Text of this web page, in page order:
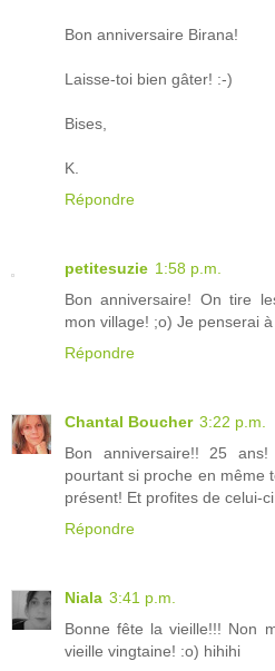
Bon anniversaire Birana!
Laisse-toi bien gâter! :-)
Bises,
K.
Répondre
petitesuzie 1:58 p.m.
Bon anniversaire! On tire
mon village! ;o) Je penserai à
Répondre
Chantal Boucher 3:22 p.m.
Bon anniversaire!! 25
pourtant si proche en même
présent! Et profites de celui-
Répondre
Niala 3:41 p.m.
Bonne fête la vieille!!! Non
vieille vingtaine! :o) hihihi